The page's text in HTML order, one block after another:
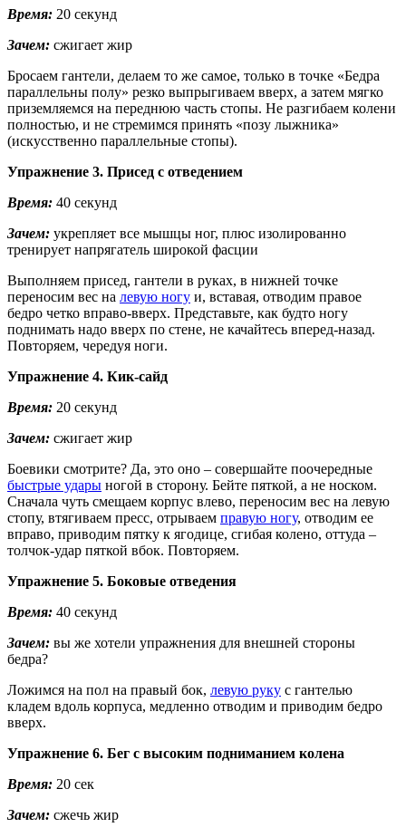
Время: 20 секунд
Зачем: сжигает жир
Бросаем гантели, делаем то же самое, только в точке «Бедра
параллельны полу» резко выпрыгиваем вверх, а затем мягко
приземляемся на переднюю часть стопы. Не разгибаем колени
полностью, и не стремимся принять «позу лыжника»
(искусственно параллельные стопы).
Упражнение 3. Присед с отведением
Время: 40 секунд
Зачем: укрепляет все мышцы ног, плюс изолированно
тренирует напрягатель широкой фасции
Выполняем присед, гантели в руках, в нижней точке
переносим вес на левую ногу и, вставая, отводим правое
бедро четко вправо-вверх. Представьте, как будто ногу
поднимать надо вверх по стене, не качайтесь вперед-назад.
Повторяем, чередуя ноги.
Упражнение 4. Кик-сайд
Время: 20 секунд
Зачем: сжигает жир
Боевики смотрите? Да, это оно – совершайте поочередные
быстрые удары ногой в сторону. Бейте пяткой, а не носком.
Сначала чуть смещаем корпус влево, переносим вес на левую
стопу, втягиваем пресс, отрываем правую ногу, отводим ее
вправо, приводим пятку к ягодице, сгибая колено, оттуда –
толчок-удар пяткой вбок. Повторяем.
Упражнение 5. Боковые отведения
Время: 40 секунд
Зачем: вы же хотели упражнения для внешней стороны
бедра?
Ложимся на пол на правый бок, левую руку с гантелью
кладем вдоль корпуса, медленно отводим и приводим бедро
вверх.
Упражнение 6. Бег с высоким подниманием колена
Время: 20 сек
Зачем: сжечь жир